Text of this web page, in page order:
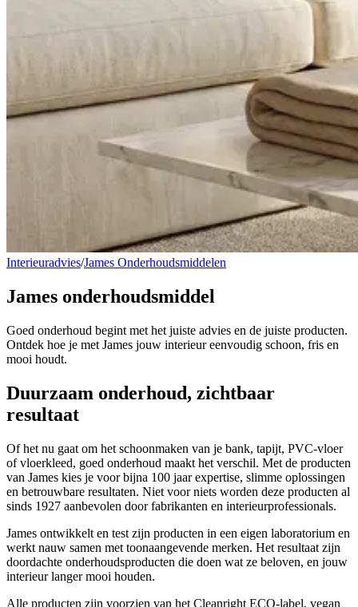
Interieuradvies/James Onderhoudsmiddelen
James onderhoudsmiddel
Goed onderhoud begint met het juiste advies en de juiste producten.
Ontdek hoe je met James jouw interieur eenvoudig schoon, fris en
mooi houdt.
Duurzaam onderhoud, zichtbaar
resultaat
Of het nu gaat om het schoonmaken van je bank, tapijt, PVC-vloer
of vloerkleed, goed onderhoud maakt het verschil. Met de producten
van James kies je voor bijna 100 jaar expertise, slimme oplossingen
en betrouwbare resultaten. Niet voor niets worden deze producten al
sinds 1927 aanbevolen door fabrikanten en interieurprofessionals.
James ontwikkelt en test zijn producten in een eigen laboratorium en
werkt nauw samen met toonaangevende merken. Het resultaat zijn
doordachte onderhoudsproducten die doen wat ze beloven, en jouw
interieur langer mooi houden.
Alle producten zijn voorzien van het Cleanright ECO-label, vegan